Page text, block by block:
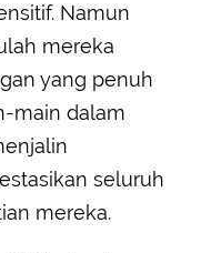
Namun
mereka
yang penuh
main dalam
seluruh
mereka.